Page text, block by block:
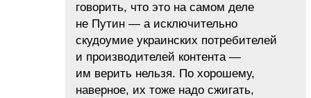
говорить, что это на самом деле
не Путин — а исключительно
скудоумие украинских потребителей
и производителей контента —
им верить нельзя. По хорошему,
наверное, их тоже надо сжигать,